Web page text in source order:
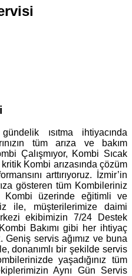
ısıtma ihtiyacında
tüm arıza ve bakım
Çalışmıyor, Kombi Sıcak
Kombi arızasında çözüm
arttırıyoruz. İzmir’in
gösteren tüm Kombileriniz
Kombi üzerinde eğitimli ve
ile, müşterilerimize daimi
ekibimizin 7/24 Destek
Bakımı gibi her ihtiyaç
Geniş servis ağımız ve buna
donanımlı bir şekilde servis
yaşadığınız tüm
Aynı Gün Servis